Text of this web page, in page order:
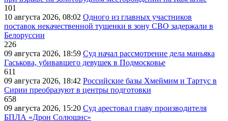
101
10 августа 2026, 08:02 Одного из главных участников
поставок некачественной тушенки в зону СВО задержали в
Белоруссии
226
09 августа 2026, 18:59 Суд начал рассмотрение дела маньяка
Гаськова, убивавшего девушек в Подмосковье
611
09 августа 2026, 18:42 Российские базы Хмеймим и Тартус в
Сирии преобразуют в центры подготовки
658
09 августа 2026, 15:20 Суд арестовал главу производителя
БПЛА «Дрон Солюшнс»